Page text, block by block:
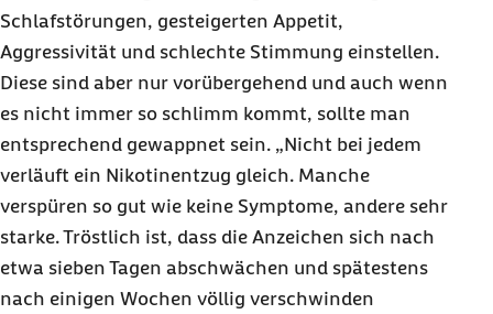
Schlafstörungen, gesteigerten Appetit,
Aggressivität und schlechte Stimmung einstellen.
Diese sind aber nur vorübergehend und auch wenn
es nicht immer so schlimm kommt, sollte man
entsprechend gewappnet sein. „Nicht bei jedem
verläuft ein Nikotinentzug gleich. Manche
verspüren so gut wie keine Symptome, andere sehr
starke. Tröstlich ist, dass die Anzeichen sich nach
etwa sieben Tagen abschwächen und spätestens
nach einigen Wochen völlig verschwinden